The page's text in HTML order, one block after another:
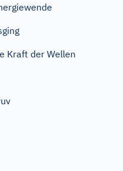
Kraft der Wellen